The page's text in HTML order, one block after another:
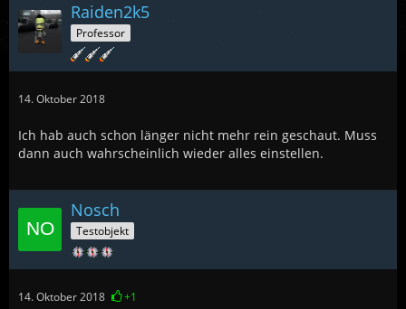
Raiden2k5
Professor
14. Oktober 2018
Ich hab auch schon länger nicht mehr rein geschaut. Muss
dann auch wahrscheinlich wieder alles einstellen.
Nosch
Testobjekt
14. Oktober 2018 +1